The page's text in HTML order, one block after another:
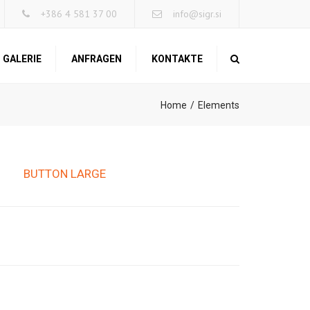
+386 4 581 37 00 info@sigr.si
GALERIE ANFRAGEN KONTAKTE
Home Elements
BUTTON LARGE